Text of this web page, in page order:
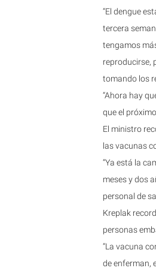
“El dengue
tercera
tengamos
reproducirse,
tomando los
“Ahora hay
que el
El ministro
las vacunas
“Ya está la
meses y dos
personal de
Kreplak
personas
“La vacuna
de enferman,